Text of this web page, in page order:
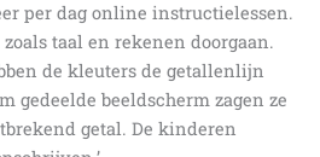
per dag online instructielessen.
taal en rekenen doorgaan.
de kleuters de getallenlijn
gedeelde beeldscherm zagen ze
getal. De kinderen